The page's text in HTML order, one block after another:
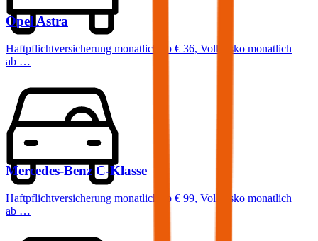
Opel Astra
Haftpflichtversicherung monatlich ab € 36, Vollkasko monatlich
ab …
Mercedes-Benz C-Klasse
Haftpflichtversicherung monatlich ab € 99, Vollkasko monatlich
ab …